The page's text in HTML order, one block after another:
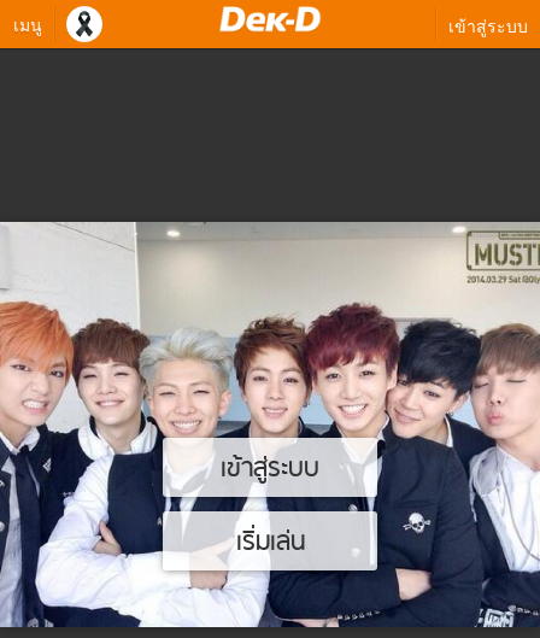
เมนู เข้าสู่ระบบ
เข้าสู่ระบบ
เริ่มเล่น